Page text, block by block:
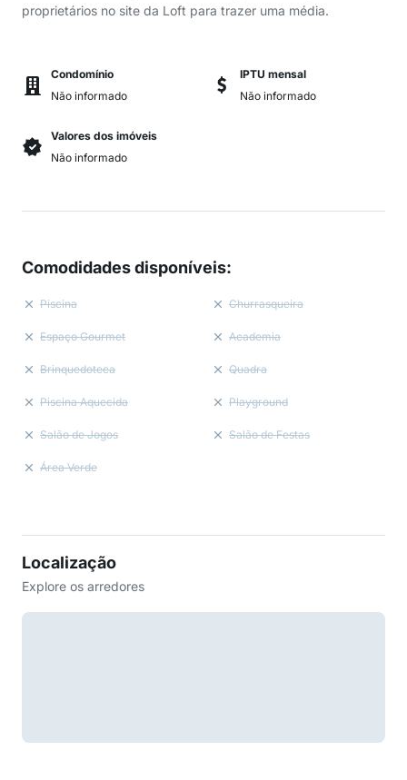
proprietários no site da Loft para trazer uma média.
Condomínio
Não informado
IPTU mensal
Não informado
Valores dos imóveis
Não informado
Comodidades disponíveis:
Piscina Churrasqueira
Espaço Gourmet Academia
Brinquedoteca Quadra
Piscina Aquecida Playground
Salão de Jogos Salão de Festas
Área Verde
Localização
Explore os arredores